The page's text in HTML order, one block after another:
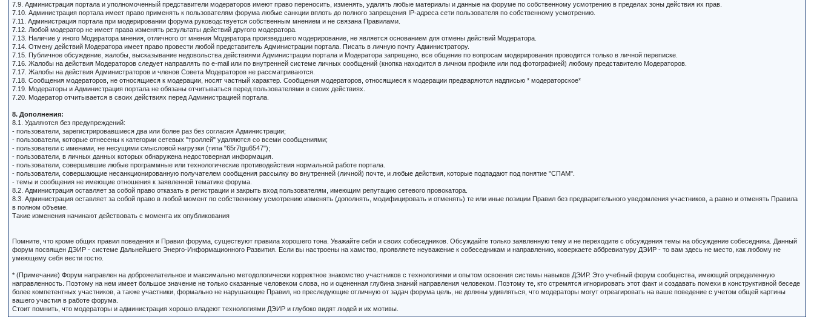
7.9. Администрация портала и уполномоченный представители модераторов имеют право переносить, изменять, удалять любые материалы и данные на форуме по собственному усмотрению в пределах зоны действия их прав.
7.10. Администрация портала имеет право применять к пользователям форума любые санкции вплоть до полного запрещения IP-адреса сети пользователя по собственному усмотрению.
7.11. Администрация портала при модерировании форума руководствуется собственным мнением и не связана Правилами.
7.12. Любой модератор не имеет права изменять результаты действий другого модератора.
7.13. Наличие у иного Модератора мнения, отличного от мнения Модератора произведшего модерирование, не является основанием для отмены действий Модератора.
7.14. Отмену действий Модератора имеет право провести любой представитель Администрации портала. Писать в личную почту Администратору.
7.15. Публичное обсуждение, жалобы, высказывание недовольства действиями Администрации портала и Модератора запрещено, все общение по вопросам модерирования проводится только в личной переписке.
7.16. Жалобы на действия Модераторов следует направлять по e-mail или по внутренней системе личных сообщений (кнопка находится в личном профиле или под фотографией) любому представителю Модераторов.
7.17. Жалобы на действия Администраторов и членов Совета Модераторов не рассматриваются.
7.18. Сообщения модераторов, не относящиеся к модерации, носят частный характер. Сообщения модераторов, относящиеся к модерации предваряются надписью * модераторское*
7.19. Модераторы и Администрация портала не обязаны отчитываться перед пользователями в своих действиях.
7.20. Модератор отчитывается в своих действиях перед Администрацией портала.
8. Дополнения:
8.1. Удаляются без предупреждений:
- пользователи, зарегистрировавшиеся два или более раз без согласия Администрации;
- пользователи, которые отнесены к категории сетевых "троллей" удаляются со всеми сообщениями;
- пользователи с именами, не несущими смысловой нагрузки (типа "65r7tgu6547");
- пользователи, в личных данных которых обнаружена недостоверная информация.
- пользователи, совершившие любые программные или технологические противодействия нормальной работе портала.
- пользователи, совершающие несанкционированную получателем сообщения рассылку во внутренней (личной) почте, и любые действия, которые подпадают под понятие "СПАМ".
- темы и сообщения не имеющие отношения к заявленной тематике форума.
8.2. Администрация оставляет за собой право отказать в регистрации и закрыть вход пользователям, имеющим репутацию сетевого провокатора.
8.3. Администрация оставляет за собой право в любой момент по собственному усмотрению изменять (дополнять, модифицировать и отменять) те или иные позиции Правил без предварительного уведомления участников, а равно и отменять Правила
в полном объеме.
Такие изменения начинают действовать с момента их опубликования
Помните, что кроме общих правил поведения и Правил форума, существуют правила хорошего тона. Уважайте себя и своих собеседников. Обсуждайте только заявленную тему и не переходите с обсуждения темы на обсуждение собеседника. Данный
форум посвящен ДЭИР - системе Дальнейшего Энерго-Информационного Развития. Если вы настроены на хамство, проявляете неуважение к собеседникам и направлению, коверкаете аббревиатуру ДЭИР - то вам здесь не место, как любому не
умеющему себя вести гостю.
* (Примечание) Форум направлен на доброжелательное и максимально методологически корректное знакомство участников с технологиями и опытом освоения системы навыков ДЭИР. Это учебный форум сообщества, имеющий определенную
направленность. Поэтому на нем имеет большое значение не только сказанные человеком слова, но и оцененная глубина знаний направления человеком. Поэтому те, кто стремятся игнорировать этот факт и создавать помехи в конструктивной беседе
более компетентных участников, а также участники, формально не нарушающие Правил, но преследующие отличную от задач форума цель, не должны удивляться, что модераторы могут отреагировать на ваше поведение с учетом общей картины
вашего участия в работе форума.
Стоит помнить, что модераторы и администрация хорошо владеют технологиями ДЭИР и глубоко видят людей и их мотивы.